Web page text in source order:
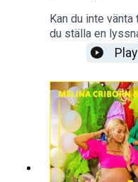
Kan du inte
du ställa en
följ Ellinor och
More Than Words
Play